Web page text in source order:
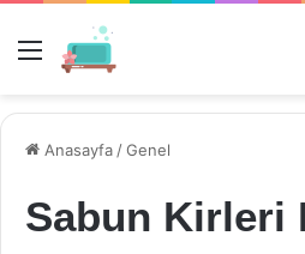
Menü
Anasayfa /Genel
Sabun Kirleri